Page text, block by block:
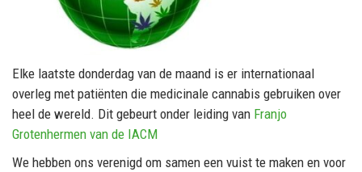
Elke laatste donderdag van de maand is er internationaal
overleg met patiënten die medicinale cannabis gebruiken over
heel de wereld. Dit gebeurt onder leiding van Franjo
Grotenhermen van de IACM
We hebben ons verenigd om samen een vuist te maken en voor